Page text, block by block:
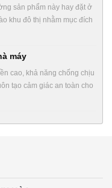
sản phẩm này hay đặt ở
khu đô thị nhằm mục đích
máy
cao, khả năng chống chịu
tạo cảm giác an toàn cho